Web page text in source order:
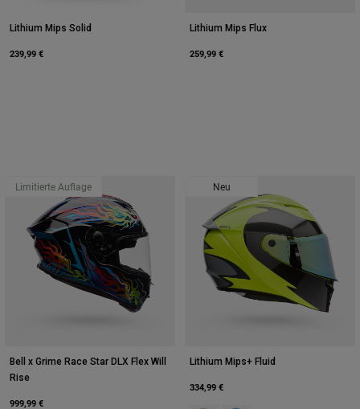
Lithium Mips Solid
239,99 €
Lithium Mips Flux
259,99 €
Limitierte Auflage
Bell x Grime Race Star DLX Flex Will
Rise
999,99 €
Neu
Lithium Mips+ Fluid
334,99 €